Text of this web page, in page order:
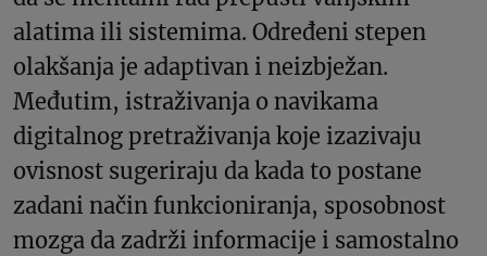
alatima ili sistemima. Određeni stepen
olakšanja je adaptivan i neizbježan.
Međutim, istraživanja o navikama
digitalnog pretraživanja koje izazivaju
ovisnost sugeriraju da kada to postane
zadani način funkcioniranja, sposobnost
mozga da zadrži informacije i samostalno